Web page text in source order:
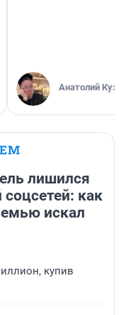
Анатолий
лишился
соцсетей: как
искал
купив